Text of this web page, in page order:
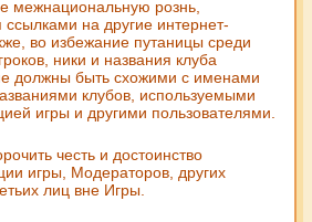
межнациональную рознь,
на другие интернет-
во избежание путаницы среди
ники и названия клуба
должны быть схожими с именами
клубов, используемыми
игры и другими пользователями.
честь и достоинство
игры, Модераторов, других
лиц вне Игры.